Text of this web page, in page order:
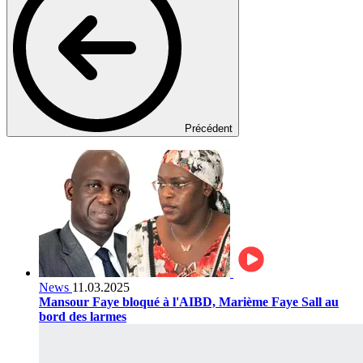
Précédent
News 11.03.2025
Mansour Faye bloqué à l'AIBD, Marième Faye Sall au
bord des larmes